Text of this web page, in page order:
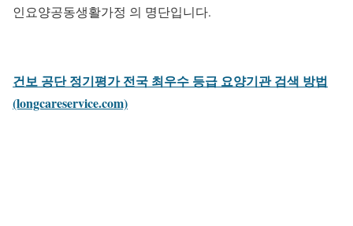
인요양공동생활가정 의 명단입니다.
건보 공단 정기평가 전국 최우수 등급 요양기관 검색 방법
(longcareservice.com)